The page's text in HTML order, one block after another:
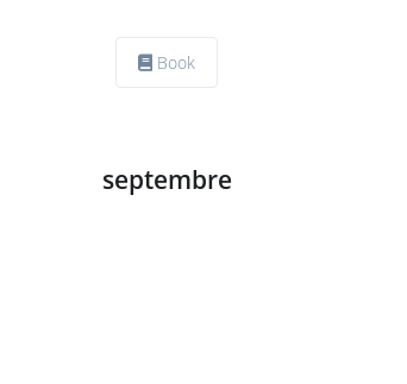
Book
septembre